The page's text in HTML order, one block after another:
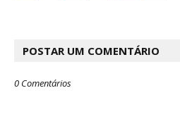
POSTAR UM COMENTÁRIO
0 Comentários